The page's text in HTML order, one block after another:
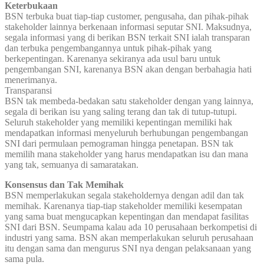
Keterbukaan
BSN terbuka buat tiap-tiap customer, pengusaha, dan pihak-pihak
stakeholder lainnya berkenaan informasi seputar SNI. Maksudnya,
segala informasi yang di berikan BSN terkait SNI ialah transparan
dan terbuka pengembangannya untuk pihak-pihak yang
berkepentingan. Karenanya sekiranya ada usul baru untuk
pengembangan SNI, karenanya BSN akan dengan berbahagia hati
menerimanya.
Transparansi
BSN tak membeda-bedakan satu stakeholder dengan yang lainnya,
segala di berikan isu yang saling terang dan tak di tutup-tutupi.
Seluruh stakeholder yang memiliki kepentingan memiliki hak
mendapatkan informasi menyeluruh berhubungan pengembangan
SNI dari permulaan pemograman hingga penetapan. BSN tak
memilih mana stakeholder yang harus mendapatkan isu dan mana
yang tak, semuanya di samaratakan.
Konsensus dan Tak Memihak
BSN memperlakukan segala stakeholdernya dengan adil dan tak
memihak. Karenanya tiap-tiap stakeholder memiliki kesempatan
yang sama buat mengucapkan kepentingan dan mendapat fasilitas
SNI dari BSN. Seumpama kalau ada 10 perusahaan berkompetisi di
industri yang sama. BSN akan memperlakukan seluruh perusahaan
itu dengan sama dan mengurus SNI nya dengan pelaksanaan yang
sama pula.